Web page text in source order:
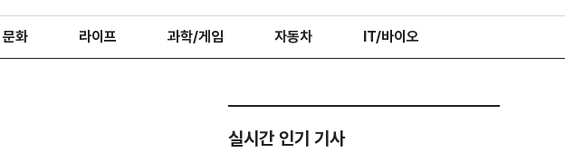
문화 라이프 과학/게임 자동차 IT/바이오
실시간 인기 기사